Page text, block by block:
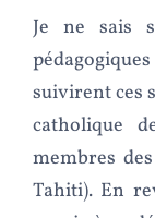
Je ne sais
suivirent ces
catholique
membres
Tahiti). En